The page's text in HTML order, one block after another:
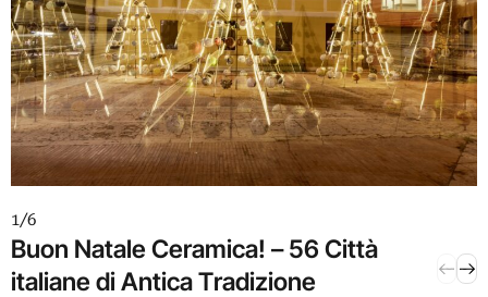
1 / 6
Buon Natale Ceramica! – 56 Città
italiane di Antica Tradizione
Il